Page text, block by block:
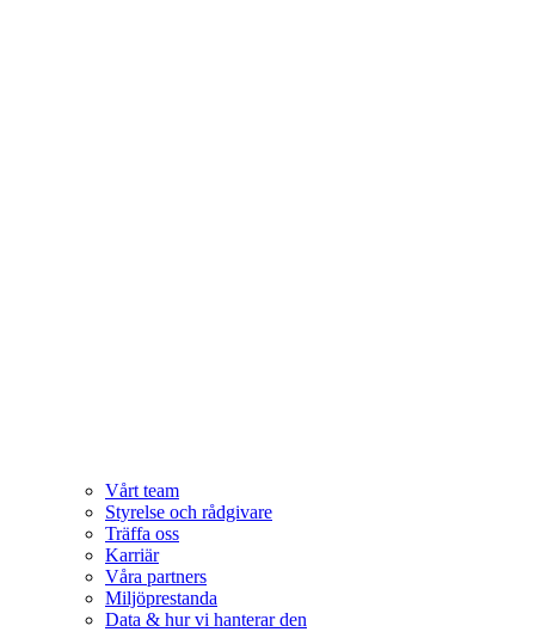
Vårt team
Styrelse och rådgivare
Träffa oss
Karriär
Våra partners
Miljöprestanda
Data & hur vi hanterar den